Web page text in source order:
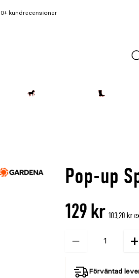
kundrecensioner
Pop-up
129 kr 103,20 kr
− +
Förväntad